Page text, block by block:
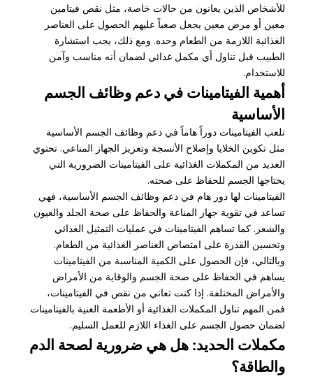
للأشخاص الذين يعانون من حالات خاصة، مثل نقص فيتامين
معين أو مرض معين يجعل صعباً عليهم الحصول على العناصر
الغذائية اللازمة من الطعام وحده. ومع ذلك، يجب استشارة
الطبيب قبل تناول أي مكمل غذائي لضمان أنه مناسب وآمن
للاستخدام.
أهمية الفيتامينات في دعم وظائف الجسم
الأساسية
تلعب الفيتامينات دوراً هاماً في دعم وظائف الجسم الأساسية
مثل تكوين الخلايا وإصلاح الأنسجة وتعزيز الجهاز المناعي. تحتوي
العديد من المكملات الغذائية على الفيتامينات الضرورية التي
يحتاجها الجسم للحفاظ على صحته.
الفيتامينات لها دور هام في دعم وظائف الجسم الأساسية، فهي
تساعد في تقوية جهاز المناعة والحفاظ على صحة الجلد والعيون
والشعر. كما تساهم الفيتامينات في عمليات التمثيل الغذائي
وتحسين القدرة على امتصاص العناصر الغذائية من الطعام.
وبالتالي، فإن الحصول على الكمية المناسبة من الفيتامينات
يساهم في الحفاظ على صحة الجسم والوقاية من الأمراض
والأمراض المختلفة. إذا كنت تعاني من نقص في الفيتامينات،
فمن المهم تناول المكملات الغذائية أو الأطعمة الغنية بالفيتامينات
لضمان حصول الجسم على الغذاء اللازم للعمل السليم.
مكملات الحديد: هل هي ضرورية لصحة الدم
والطاقة؟